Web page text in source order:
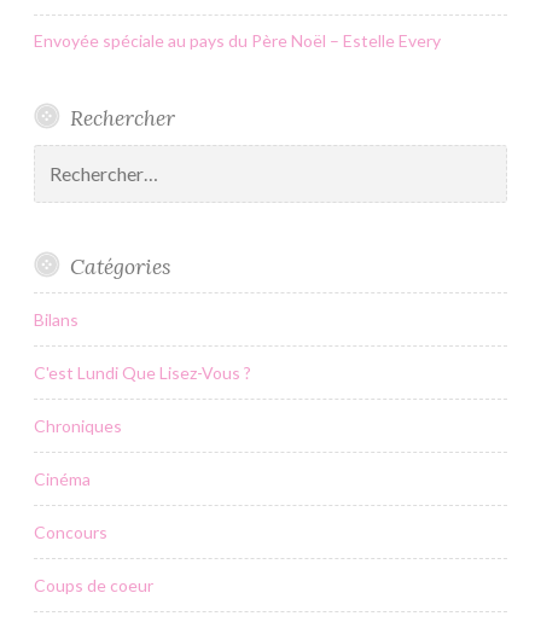
Envoyée spéciale au pays du Père Noël – Estelle Every
Rechercher
Catégories
Bilans
C'est Lundi Que Lisez-Vous ?
Chroniques
Cinéma
Concours
Coups de coeur